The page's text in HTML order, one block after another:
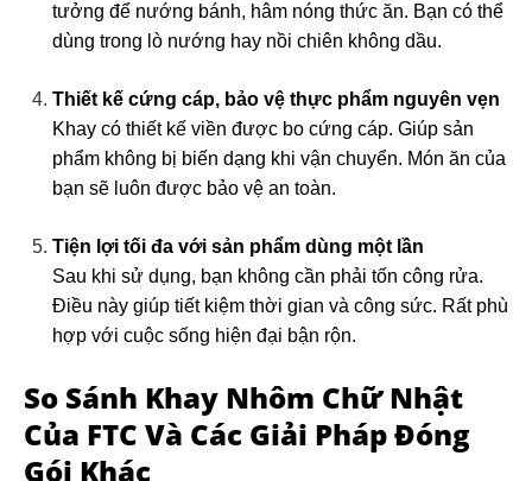
tưởng để nướng bánh, hâm nóng thức ăn. Bạn có thể
dùng trong lò nướng hay nồi chiên không dầu.
Thiết kế cứng cáp, bảo vệ thực phẩm nguyên vẹn
Khay có thiết kế viền được bo cứng cáp. Giúp sản
phẩm không bị biến dạng khi vận chuyển. Món ăn của
bạn sẽ luôn được bảo vệ an toàn.
Tiện lợi tối đa với sản phẩm dùng một lần
Sau khi sử dụng, bạn không cần phải tốn công rửa.
Điều này giúp tiết kiệm thời gian và công sức. Rất phù
hợp với cuộc sống hiện đại bận rộn.
So Sánh Khay Nhôm Chữ Nhật
Của FTC Và Các Giải Pháp Đóng
Gói Khác